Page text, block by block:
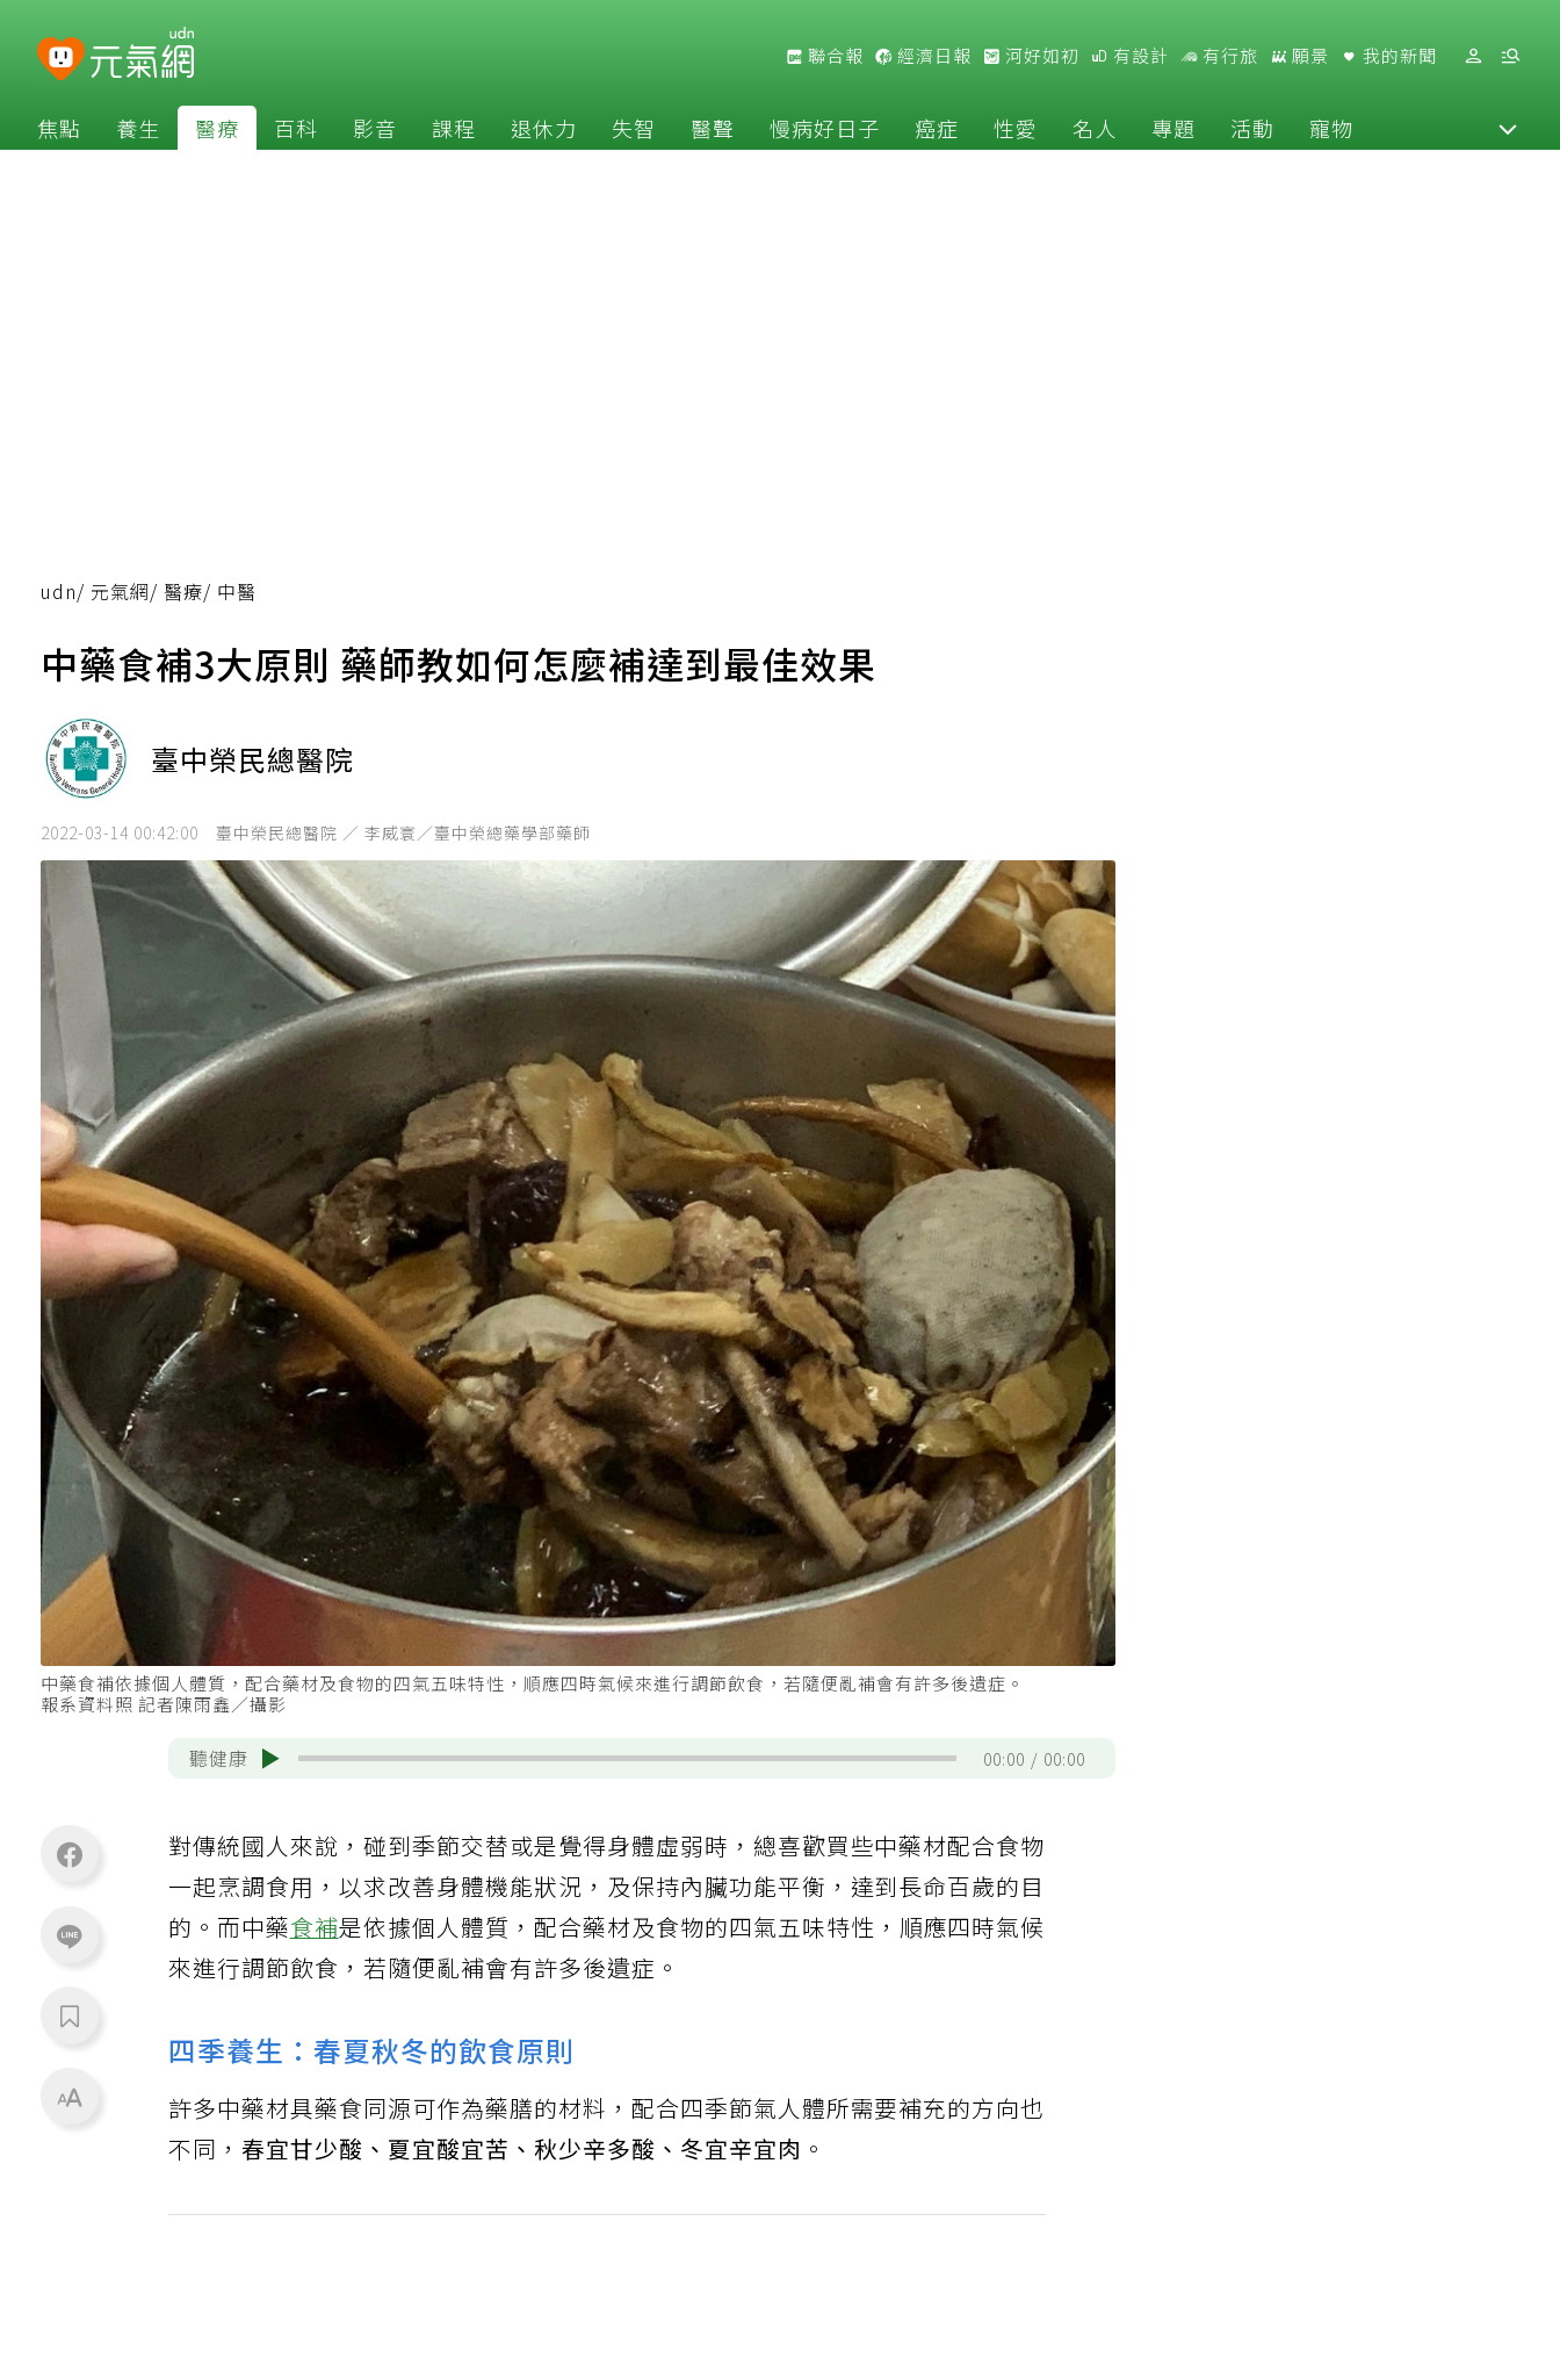
聯合報 經濟日報 河好如初 有設計 有行旅 願景 我的新聞
焦點 養生 醫療 百科 影音 課程 退休力 失智 醫聲 慢病好日子 癌症 性愛 名人 專題 活動 寵物
udn/ 元氣網/ 醫療/ 中醫
中藥食補3大原則 藥師教如何怎麼補達到最佳效果
臺中榮民總醫院
2022-03-14 00:42:00 臺中榮民總醫院 ／ 李威寰／臺中榮總藥學部藥師
中藥食補依據個人體質，配合藥材及食物的四氣五味特性，順應四時氣候來進行調節飲食，若隨便亂補會有許多後遺症。
報系資料照 記者陳雨鑫／攝影
聽健康 00:00 00:00
對傳統國人來說，碰到季節交替或是覺得身體虛弱時，總喜歡買些中藥材配合食物
一起烹調食用，以求改善身體機能狀況，及保持內臟功能平衡，達到長命百歲的目
的。而中藥食補是依據個人體質，配合藥材及食物的四氣五味特性，順應四時氣候
來進行調節飲食，若隨便亂補會有許多後遺症。
四季養生：春夏秋冬的飲食原則
許多中藥材具藥食同源可作為藥膳的材料，配合四季節氣人體所需要補充的方向也
不同， 春宜甘少酸、夏宜酸宜苦、秋少辛多酸、冬宜辛宜肉 。